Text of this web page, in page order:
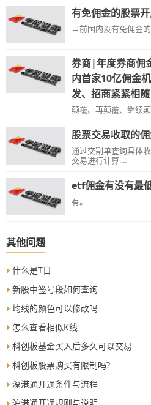
有免佣金的股票开
目前国内没有免佣金的
券商|年度券商佣
内首家10亿佣金
发、招商紧紧相随
颠覆、再颠覆、继续
股票交易收取的
通过交割单查询具体
交易进行计算....
etf佣金有没有最
有。
其他问题
什么是T日
新股中签号段如何查询
均线的颜色可以修改吗
怎么查看相似K线
科创板基金买入后多久可以交易
科创板股票购买有限制吗?
深港通开通条件与流程